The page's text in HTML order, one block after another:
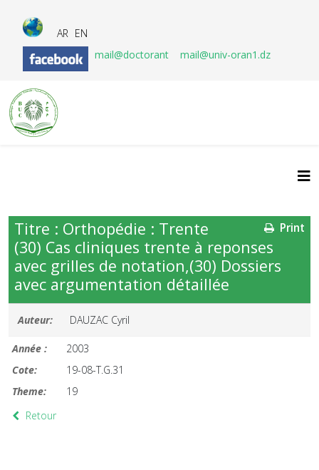
AR EN
mail@doctorant
mail@univ-oran1.dz
Print
Titre : Orthopédie : Trente
(30) Cas cliniques trente à reponses
avec grilles de notation,(30) Dossiers
avec argumentation détaillée
Auteur: DAUZAC Cyril
Année :
2003
Cote:
19-08-T.G.31
Theme:
19
Retour